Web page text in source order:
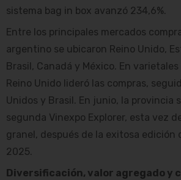
sistema bag in box avanzó 234,6%.
Entre los principales mercados
argentino se ubicaron Reino Unido,
Brasil, Canadá y México. En
Reino Unido lideró las compras,
Unidos y Brasil. En junio, la provincia
segunda Vinexpo Explorer, esta vez
granel, después de la exitosa edición
2025.
Diversificación, valor agregado y